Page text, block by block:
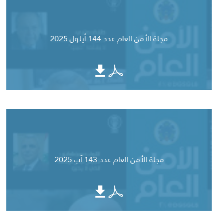
مجلة الأمن العام عدد 144 أيلول 2025
مجلة الأمن العام عدد 143 آب 2025